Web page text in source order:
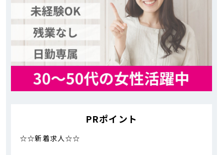
PRポイント
☆☆新着求人☆☆